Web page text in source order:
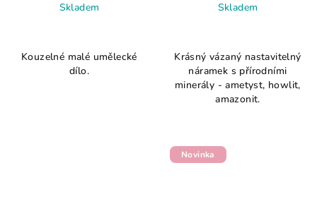
Skladem
Kouzelné malé umělecké
dílo.
Skladem
Krásný vázaný nastavitelný
náramek s přírodními
minerály - ametyst, howlit,
amazonit.
Novinka